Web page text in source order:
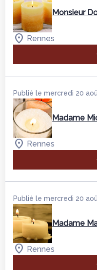
Monsieur
Rennes
Publié le mercredi 20
Madame
Rennes
Publié le mercredi 20
Madame
Rennes